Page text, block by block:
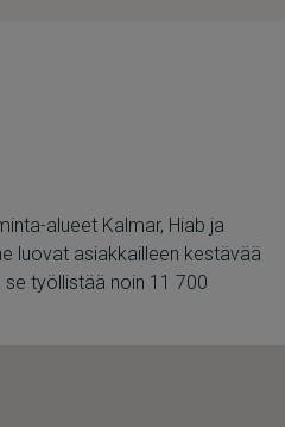
alueet Kalmar, Hiab ja
luovat asiakkailleen kestävää
työllistää noin 11 700